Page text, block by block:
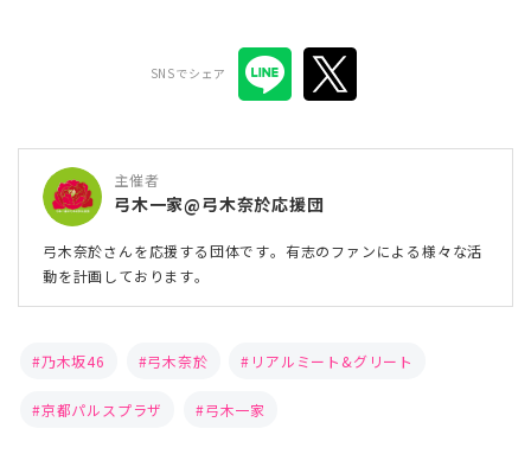
SNSでシェア
主催者
弓木一家@弓木奈於応援団
弓木奈於さんを応援する団体です。有志のファンによる様々な活
動を計画しております。
乃木坂46 弓木奈於 リアルミート&グリート
京都パルスプラザ 弓木一家